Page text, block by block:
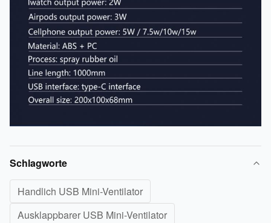
Schlagworte
Handlich USB Mini-Ventilator
Ausklappbarer USB Mini-Ventilator